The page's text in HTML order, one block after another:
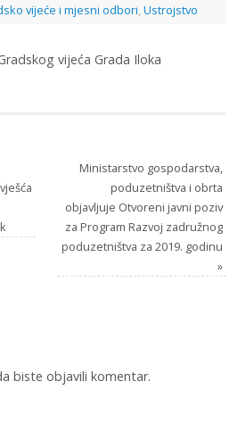
vijeće i mjesni odbori Ustrojstvo
vijeća Grada Iloka
Ministarstvo gospodarstva,
poduzetništva i obrta
objavljuje Otvoreni javni poziv
za Program Razvoj zadružnog
poduzetništva za 2019. godinu
»
biste objavili komentar.